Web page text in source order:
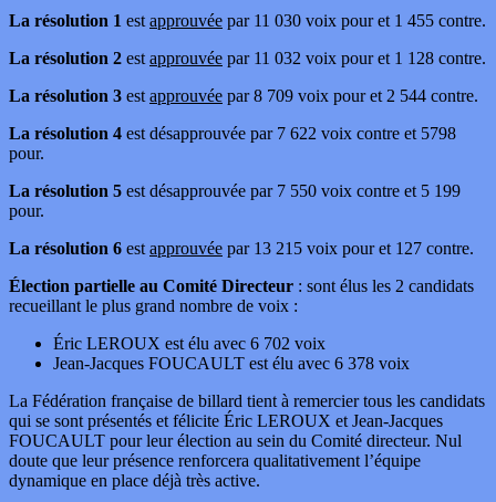
La résolution 1 est approuvée par 11 030 voix pour et 1 455 contre.
La résolution 2 est approuvée par 11 032 voix pour et 1 128 contre.
La résolution 3 est approuvée par 8 709 voix pour et 2 544 contre.
La résolution 4 est désapprouvée par 7 622 voix contre et 5798
pour.
La résolution 5 est désapprouvée par 7 550 voix contre et 5 199
pour.
La résolution 6 est approuvée par 13 215 voix pour et 127 contre.
Élection partielle au Comité Directeur : sont élus les 2 candidats
recueillant le plus grand nombre de voix :
Éric LEROUX est élu avec 6 702 voix
Jean-Jacques FOUCAULT est élu avec 6 378 voix
La Fédération française de billard tient à remercier tous les candidats
qui se sont présentés et félicite Éric LEROUX et Jean-Jacques
FOUCAULT pour leur élection au sein du Comité directeur. Nul
doute que leur présence renforcera qualitativement l’équipe
dynamique en place déjà très active.